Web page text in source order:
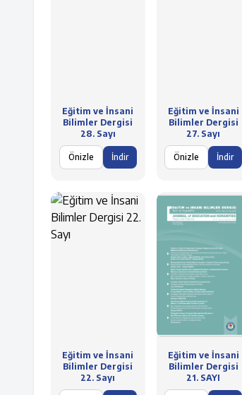
Eğitim ve İnsani
Bilimler Dergisi
28. Sayı
Önizle İndir
Eğitim ve İnsani
Bilimler Dergisi
27. Sayı
Önizle İndir
Eğitim ve İnsani
Bilimler Dergisi
22. Sayı
Eğitim ve İnsani
Bilimler Dergisi
21. SAYI